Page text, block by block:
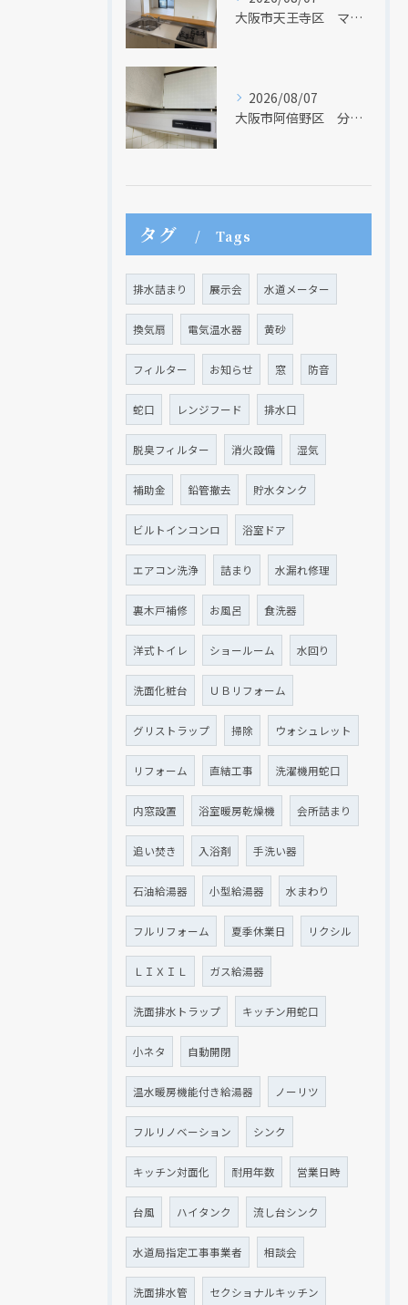
大阪市天王寺区 マンションのキッチン取替及び内装リフォーム工事 クリナップ
2026/08/07
大阪市阿倍野区 分譲マンションのレンジフード取替リフォーム工事 タカラスタンダード
タグ Tags
排水詰まり 展示会 水道メーター
換気扇 電気温水器 黄砂
フィルター お知らせ 窓 防音
蛇口 レンジフード 排水口
脱臭フィルター 消火設備 湿気
補助金 鉛管撤去 貯水タンク
ビルトインコンロ 浴室ドア
エアコン洗浄 詰まり 水漏れ修理
裏木戸補修 お風呂 食洗器
洋式トイレ ショールーム 水回り
洗面化粧台 ＵＢリフォーム
グリストラップ 掃除 ウォシュレット
リフォーム 直結工事 洗濯機用蛇口
内窓設置 浴室暖房乾燥機 会所詰まり
追い焚き 入浴剤 手洗い器
石油給湯器 小型給湯器 水まわり
フルリフォーム 夏季休業日 リクシル
ＬＩＸＩＬ ガス給湯器
洗面排水トラップ キッチン用蛇口
小ネタ 自動開閉
温水暖房機能付き給湯器 ノーリツ
フルリノベーション シンク
キッチン対面化 耐用年数 営業日時
台風 ハイタンク 流し台シンク
水道局指定工事事業者 相談会
洗面排水管 セクショナルキッチン
クリックでチラシのページにジャンプします
クリックでチラシのページにジャンプします